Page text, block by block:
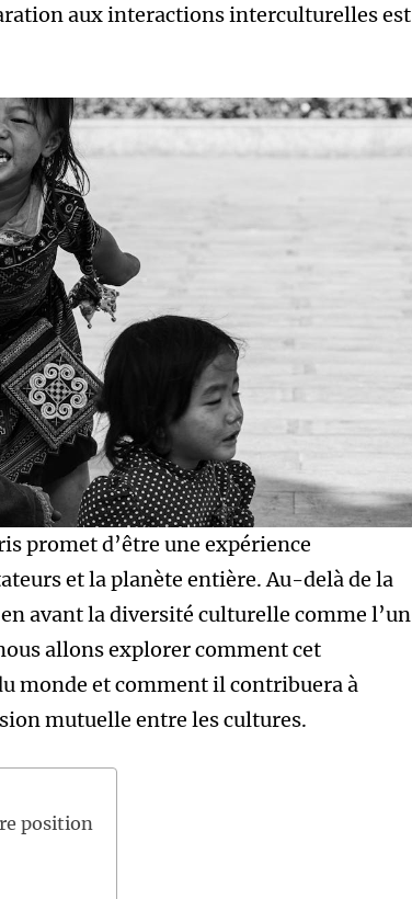
aux interactions interculturelles est
promet d’être une expérience
et la planète entière. Au-delà de la
avant la diversité culturelle comme l’un
allons explorer comment cet
monde et comment il contribuera à
mutuelle entre les cultures.
position